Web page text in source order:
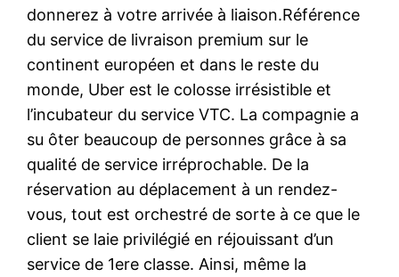
donnerez à votre arrivée à liaison.Référence
du service de livraison premium sur le
continent européen et dans le reste du
monde, Uber est le colosse irrésistible et
l’incubateur du service VTC. La compagnie a
su ôter beaucoup de personnes grâce à sa
qualité de service irréprochable. De la
réservation au déplacement à un rendez-
vous, tout est orchestré de sorte à ce que le
client se laie privilégié en réjouissant d’un
service de 1ere classe. Ainsi, même la